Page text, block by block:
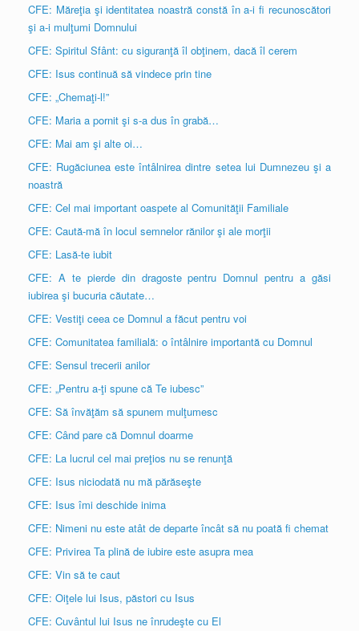
CFE: Măreţia şi identitatea noastră constă în a-i fi recunoscători
şi a-i mulţumi Domnului
CFE: Spiritul Sfânt: cu siguranţă îl obţinem, dacă îl cerem
CFE: Isus continuă să vindece prin tine
CFE: „Chemaţi-l!”
CFE: Maria a pornit şi s-a dus în grabă…
CFE: Mai am şi alte oi…
CFE: Rugăciunea este întâlnirea dintre setea lui Dumnezeu şi a
noastră
CFE: Cel mai important oaspete al Comunităţii Familiale
CFE: Caută-mă în locul semnelor rănilor şi ale morţii
CFE: Lasă-te iubit
CFE: A te pierde din dragoste pentru Domnul pentru a găsi
iubirea şi bucuria căutate…
CFE: Vestiţi ceea ce Domnul a făcut pentru voi
CFE: Comunitatea familială: o întâlnire importantă cu Domnul
CFE: Sensul trecerii anilor
CFE: „Pentru a-ţi spune că Te iubesc”
CFE: Să învăţăm să spunem mulţumesc
CFE: Când pare că Domnul doarme
CFE: La lucrul cel mai preţios nu se renunţă
CFE: Isus niciodată nu mă părăseşte
CFE: Isus îmi deschide inima
CFE: Nimeni nu este atât de departe încât să nu poată fi chemat
CFE: Privirea Ta plină de iubire este asupra mea
CFE: Vin să te caut
CFE: Oiţele lui Isus, păstori cu Isus
CFE: Cuvântul lui Isus ne înrudeşte cu El